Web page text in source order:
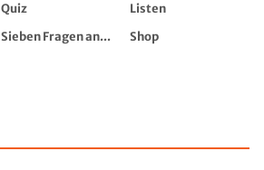
Quiz
Listen
Sieben Fragen an...
Shop